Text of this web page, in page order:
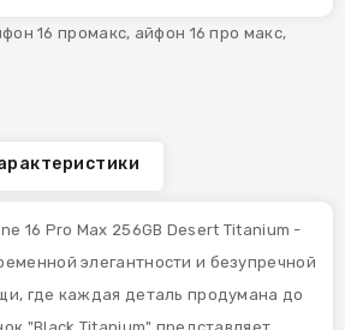
16 промакс, айфон 16 про макс,
16 Pro Max 256GB Desert Titanium -
элегантности и безупречной
где каждая деталь продумана до